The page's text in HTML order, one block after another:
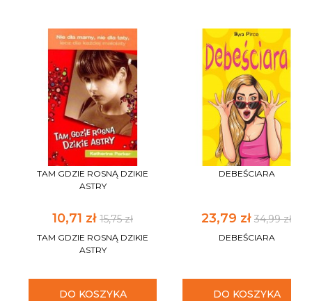
TAM GDZIE ROSNĄ DZIKIE
ASTRY
10,71 zł 15,75 zł
TAM GDZIE ROSNĄ DZIKIE
ASTRY
DO KOSZYKA
DEBEŚCIARA
23,79 zł 34,99 zł
DEBEŚCIARA
DO KOSZYKA